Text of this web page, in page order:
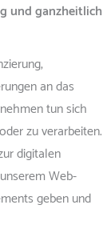
und ganzheitlich
an das
tun sich
zu verarbeiten.
digitalen
Web-
geben und